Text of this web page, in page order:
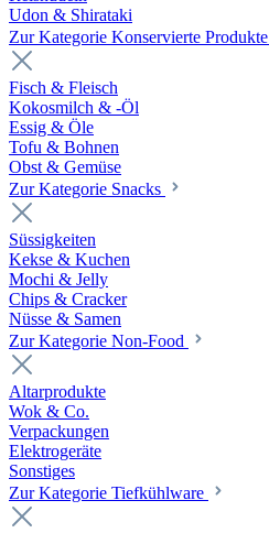
Udon & Shirataki
Zur Kategorie Konservierte Produkte
Fisch & Fleisch
Kokosmilch & -Öl
Essig & Öle
Tofu & Bohnen
Obst & Gemüse
Zur Kategorie Snacks
Süssigkeiten
Kekse & Kuchen
Mochi & Jelly
Chips & Cracker
Nüsse & Samen
Zur Kategorie Non-Food
Altarprodukte
Wok & Co.
Verpackungen
Elektrogeräte
Sonstiges
Zur Kategorie Tiefkühlware